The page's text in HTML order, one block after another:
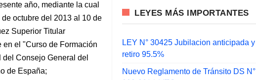
año, mediante la cual
octubre del 2013 al 10 de
Superior Titular
el "Curso de Formación
Consejo General del
de España;
LEYES MÁS IMPORTANTES
LEY N° 30425 Jubilacion anticipada y
retiro 95.5%
Nuevo Reglamento de Tránsito DS N°